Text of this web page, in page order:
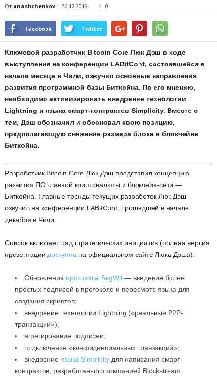
От anashchenkov - 26.12.2018 0
Facebook Twitter
Ключевой разработчик Bitcoin Core Люк Дэш в ходе
выступления на конференции LABitConf, состоявшейся в
начале месяца в Чили, озвучил основные направления
развития программной базы Биткойна. По его мнению,
необходимо активизировать внедрение технологии
Lightning и языка смарт-контрактов Simplicity. Вместе с
тем, Дэш обозначил и обосновал свою позицию,
предполагающую снижение размера блока в блокчейне
Биткойна.
Разработчик Bitcoin Core Люк Дэш представил концепцию
развития ПО главной криптовалюты и блокчейн-сети —
Биткойна. Главные тренды текущих разработок Люк Дэш
озвучил на конференции LABitConf, прошедшей в начале
декабря в Чили.
Список включает ряд стратегических инициатив (полная версия
презентации доступна на официальном сайте Люка Дэша):
Обновление протокола SegWit — введение более
простых подписей в протоколе и пересмотр языка для
создания скриптов;
внедрение технологии Lightning («реальные P2P-
транзакции»);
агрегирование подписей;
подключение «конфиденциальных транзакций»;
внедрение языка Simplicity для написания смарт-
контрактов, разработанного компанией Blockstream.